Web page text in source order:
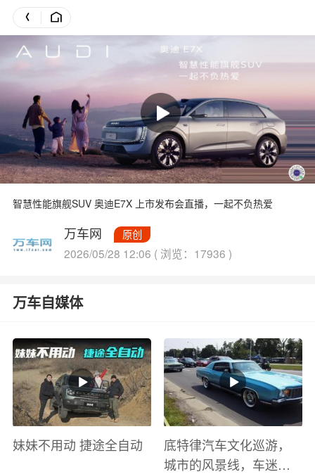
智慧性能旗舰SUV 奥迪E7X 上市发布会直播，一起不负热爱
万车网 原创
2026/05/28 12:06 ( 浏览：17936 )
万车自媒体
妹妹不用动 捷途全自动
底特律汽车文化巡游，
城市的风景线，车迷的